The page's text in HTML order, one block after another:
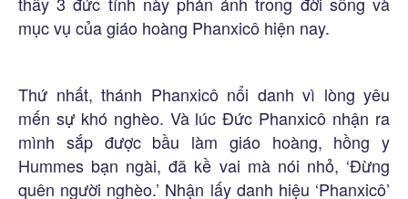
mục vụ của giáo hoàng Phanxicô hiện nay.
Thứ nhất, thánh Phanxicô nổi danh vì lòng yêu
mến sự khó nghèo. Và lúc Đức Phanxicô nhận ra
mình sắp được bầu làm giáo hoàng, hồng y
Hummes bạn ngài, đã kề vai mà nói nhỏ, ‘Đừng
quên người nghèo.’ Nhận lấy danh hiệu ‘Phanxicô’